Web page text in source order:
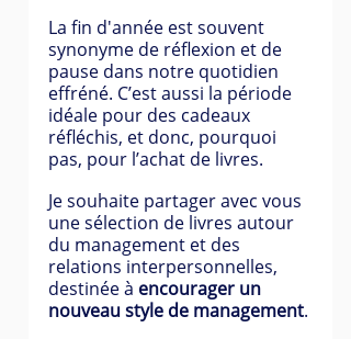
La fin d'année est souvent
synonyme de réflexion et de
pause dans notre quotidien
effréné. C’est aussi la période
idéale pour des cadeaux
réfléchis, et donc, pourquoi
pas, pour l’achat de livres.
Je souhaite partager avec vous
une sélection de livres autour
du management et des
relations interpersonnelles,
destinée à encourager un
nouveau style de management.